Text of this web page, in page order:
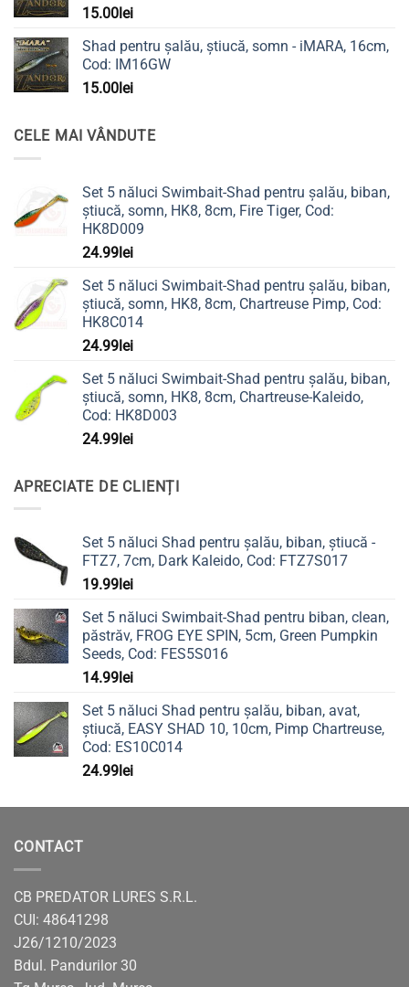
15.00 lei
Shad pentru șalău, știucă, somn - iMARA, 16cm,
Cod: IM16GW
15.00 lei
CELE MAI VÂNDUTE
Set 5 năluci Swimbait-Shad pentru șalău, biban,
știucă, somn, HK8, 8cm, Fire Tiger, Cod:
HK8D009
24.99lei
Set 5 năluci Swimbait-Shad pentru șalău, biban,
știucă, somn, HK8, 8cm, Chartreuse Pimp, Cod:
HK8C014
24.99lei
Set 5 năluci Swimbait-Shad pentru șalău, biban,
știucă, somn, HK8, 8cm, Chartreuse-Kaleido,
Cod: HK8D003
24.99lei
APRECIATE DE CLIENȚI
Set 5 năluci Shad pentru șalău, biban, știucă -
FTZ7, 7cm, Dark Kaleido, Cod: FTZ7S017
19.99 lei
Set 5 năluci Swimbait-Shad pentru biban, clean,
păstrăv, FROG EYE SPIN, 5cm, Green Pumpkin
Seeds, Cod: FES5S016
14.99 lei
Set 5 năluci Shad pentru șalău, biban, avat,
știucă, EASY SHAD 10, 10cm, Pimp Chartreuse,
Cod: ES10C014
24.99 lei
CONTACT
CB PREDATOR LURES S.R.L.
CUI: 48641298
J26/1210/2023
Bdul. Pandurilor 30